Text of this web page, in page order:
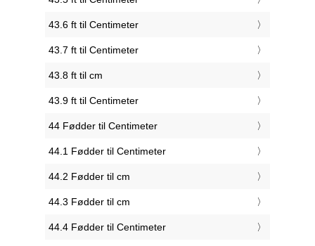
43.6 ft til Centimeter
43.7 ft til Centimeter
43.8 ft til cm
43.9 ft til Centimeter
44 Fødder til Centimeter
44.1 Fødder til Centimeter
44.2 Fødder til cm
44.3 Fødder til cm
44.4 Fødder til Centimeter